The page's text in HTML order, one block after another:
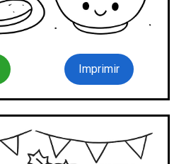
Imprimir